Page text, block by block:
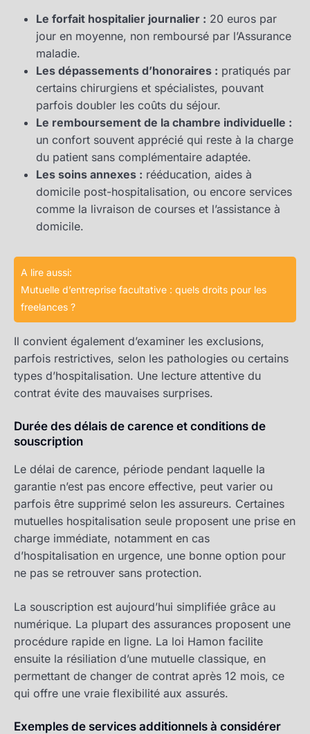
Le forfait hospitalier journalier : 20 euros par
jour en moyenne, non remboursé par l’Assurance
maladie.
Les dépassements d’honoraires : pratiqués par
certains chirurgiens et spécialistes, pouvant
parfois doubler les coûts du séjour.
Le remboursement de la chambre individuelle :
un confort souvent apprécié qui reste à la charge
du patient sans complémentaire adaptée.
Les soins annexes : rééducation, aides à
domicile post-hospitalisation, ou encore services
comme la livraison de courses et l’assistance à
domicile.
A lire aussi:
Mutuelle d’entreprise facultative : quels droits pour les
freelances ?
Il convient également d’examiner les exclusions,
parfois restrictives, selon les pathologies ou certains
types d’hospitalisation. Une lecture attentive du
contrat évite des mauvaises surprises.
Durée des délais de carence et conditions de
souscription
Le délai de carence, période pendant laquelle la
garantie n’est pas encore effective, peut varier ou
parfois être supprimé selon les assureurs. Certaines
mutuelles hospitalisation seule proposent une prise en
charge immédiate, notamment en cas
d’hospitalisation en urgence, une bonne option pour
ne pas se retrouver sans protection.
La souscription est aujourd’hui simplifiée grâce au
numérique. La plupart des assurances proposent une
procédure rapide en ligne. La loi Hamon facilite
ensuite la résiliation d’une mutuelle classique, en
permettant de changer de contrat après 12 mois, ce
qui offre une vraie flexibilité aux assurés.
Exemples de services additionnels à considérer